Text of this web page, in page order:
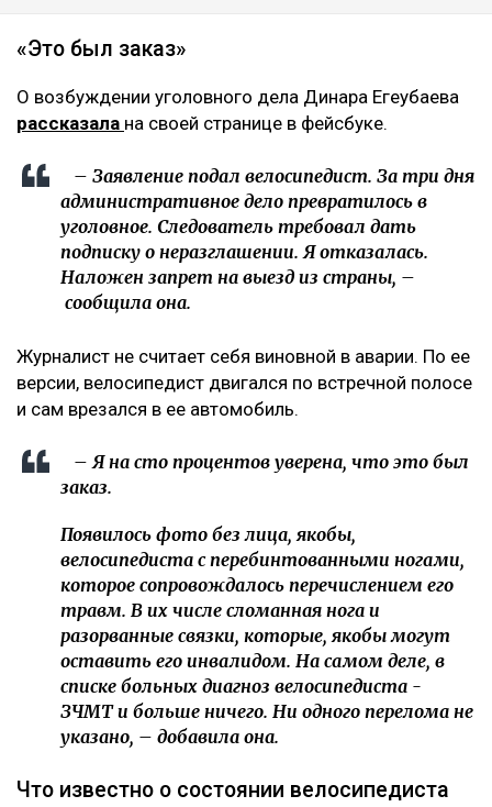
«Это был заказ»
О возбуждении уголовного дела Динара Егеубаева
рассказала на своей странице в фейсбуке.
– Заявление подал велосипедист. За три дня
административное дело превратилось в
уголовное. Следователь требовал дать
подписку о неразглашении. Я отказалась.
Наложен запрет на выезд из страны, –
сообщила она.
Журналист не считает себя виновной в аварии. По ее
версии, велосипедист двигался по встречной полосе
и сам врезался в ее автомобиль.
– Я на сто процентов уверена, что это был
заказ.
Появилось фото без лица, якобы,
велосипедиста с перебинтованными ногами,
которое сопровождалось перечислением его
травм. В их числе сломанная нога и
разорванные связки, которые, якобы могут
оставить его инвалидом. На самом деле, в
списке больных диагноз велосипедиста -
ЗЧМТ и больше ничего. Ни одного перелома не
указано, – добавила она.
Что известно о состоянии велосипедиста